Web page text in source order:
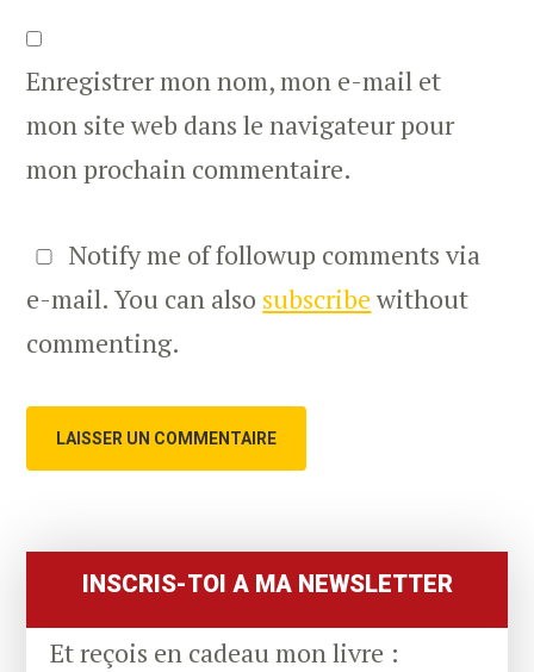
Enregistrer mon nom, mon e-mail et
mon site web dans le navigateur pour
mon prochain commentaire.
Notify me of followup comments via
e-mail. You can also subscribe without
commenting.
Sidebar
INSCRIS-TOI A MA NEWSLETTER
Et reçois en cadeau mon livre :